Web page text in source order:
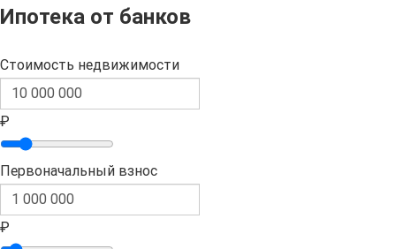
Ипотека от банков
Стоимость недвижимости
₽
Первоначальный взнос
₽